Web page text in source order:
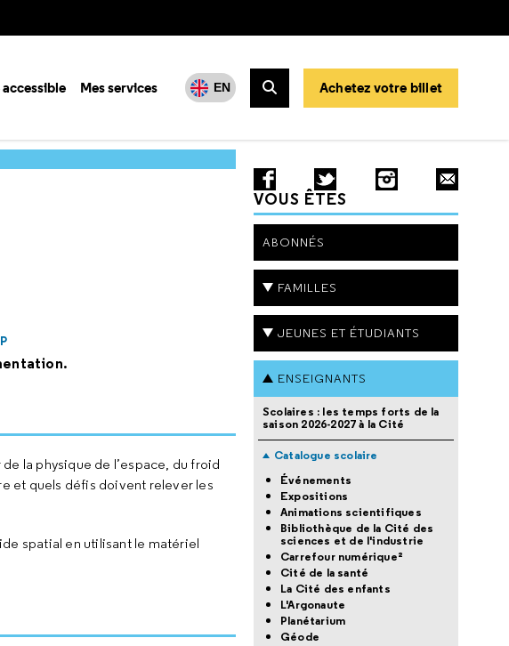
Mes services EN
Rechercher
Achetez votre billet
la physique de l’espace, du froid
et quels défis doivent relever les
spatial en utilisant le matériel
VOUS ÊTES
ABONNÉS
FAMILLES
JEUNES ET ÉTUDIANTS
ENSEIGNANTS
Scolaires : les temps forts de la
saison 2026-2027 à la Cité
Catalogue scolaire
Événements
Expositions
Animations scientifiques
Bibliothèque de la Cité des
sciences et de l'industrie
Carrefour numérique²
Cité de la santé
La Cité des enfants
L'Argonaute
Planétarium
Géode